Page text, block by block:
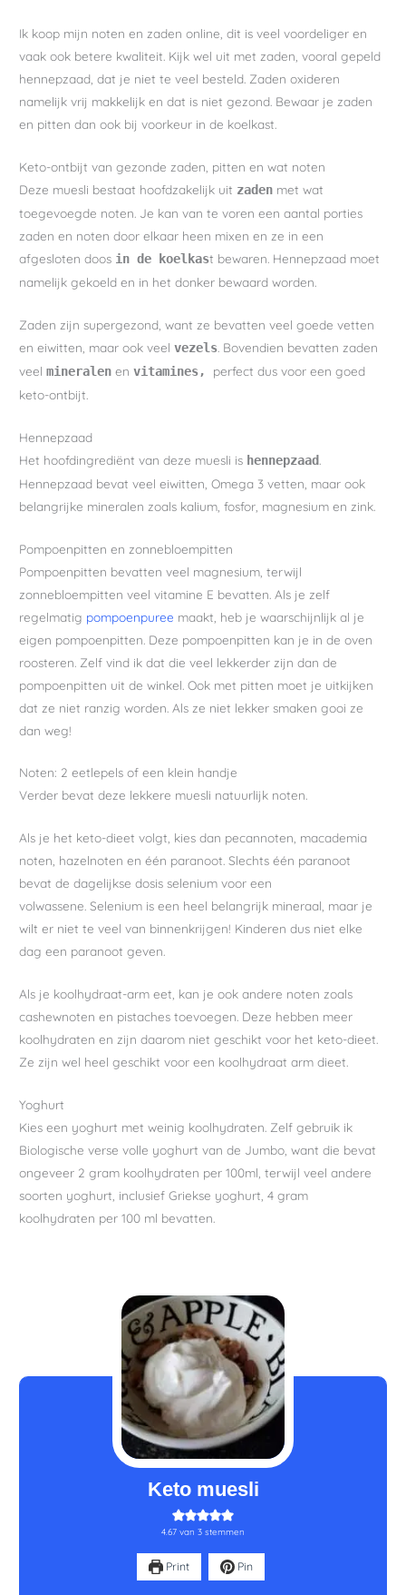
Ik koop mijn noten en zaden online, dit is veel voordeliger en
vaak ook betere kwaliteit. Kijk wel uit met zaden, vooral gepeld
hennepzaad, dat je niet te veel besteld. Zaden oxideren
namelijk vrij makkelijk en dat is niet gezond. Bewaar je zaden
en pitten dan ook bij voorkeur in de koelkast.
Keto-ontbijt van gezonde zaden, pitten en wat noten
Deze muesli bestaat hoofdzakelijk uit zaden met wat
toegevoegde noten. Je kan van te voren een aantal porties
zaden en noten door elkaar heen mixen en ze in een
afgesloten doos in de koelkast bewaren. Hennepzaad moet
namelijk gekoeld en in het donker bewaard worden.
Zaden zijn supergezond, want ze bevatten veel goede vetten
en eiwitten, maar ook veelvezels. Bovendien bevatten zaden
veelmineralen envitamines, perfect dus voor een goed
keto-ontbijt.
Hennepzaad
Het hoofdingrediënt van deze muesli is hennepzaad.
Hennepzaad bevat veel eiwitten, Omega 3 vetten, maar ook
belangrijke mineralen zoals kalium, fosfor, magnesium en zink.
Pompoenpitten en zonnebloempitten
Pompoenpitten bevatten veel magnesium, terwijl
zonnebloempitten veel vitamine E bevatten. Als je zelf
regelmatig pompoenpuree maakt, heb je waarschijnlijk al je
eigen pompoenpitten. Deze pompoenpitten kan je in de oven
roosteren. Zelf vind ik dat die veel lekkerder zijn dan de
pompoenpitten uit de winkel. Ook met pitten moet je uitkijken
dat ze niet ranzig worden. Als ze niet lekker smaken gooi ze
dan weg!
Noten: 2 eetlepels of een klein handje
Verder bevat deze lekkere muesli natuurlijk noten.
Als je het keto-dieet volgt, kies dan pecannoten, macademia
noten, hazelnoten en één paranoot. Slechts één paranoot
bevat de dagelijkse dosis selenium voor een
volwassene. Selenium is een heel belangrijk mineraal, maar je
wilt er niet te veel van binnenkrijgen! Kinderen dus niet elke
dag een paranoot geven.
Als je koolhydraat-arm eet, kan je ook andere noten zoals
cashewnoten en pistaches toevoegen. Deze hebben meer
koolhydraten en zijn daarom niet geschikt voor het keto-dieet.
Ze zijn wel heel geschikt voor een koolhydraat arm dieet.
Yoghurt
Kies een yoghurt met weinig koolhydraten. Zelf gebruik ik
Biologische verse volle yoghurt van de Jumbo, want die bevat
ongeveer 2 gram koolhydraten per 100ml, terwijl veel andere
soorten yoghurt, inclusief Griekse yoghurt, 4 gram
koolhydraten per 100 ml bevatten.
Keto muesli
4.67 van 3 stemmen
Print Pin
minuten